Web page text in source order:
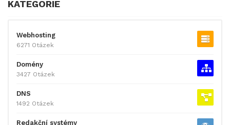
KATEGORIE
Webhosting
6271 Otázek
Domény
3427 Otázek
DNS
1492 Otázek
Redakční systémy